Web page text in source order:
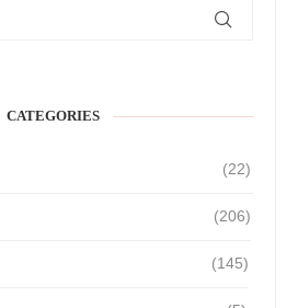
CATEGORIES
(22)
(206)
(145)